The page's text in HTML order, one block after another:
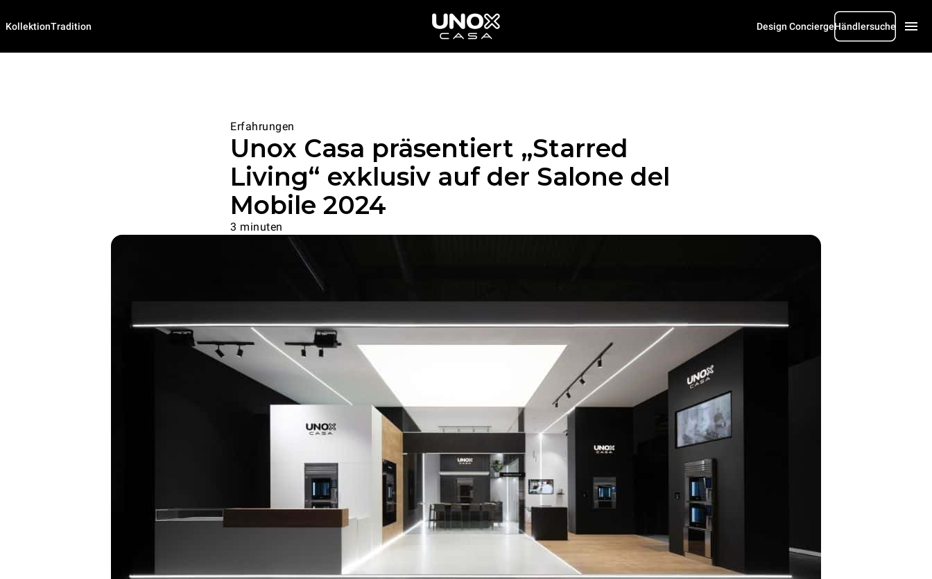
KollektionTradition Design ConciergeHändlersuche
Erfahrungen
Unox Casa präsentiert „Starred
Living“ exklusiv auf der Salone del
Mobile 2024
3 minuten